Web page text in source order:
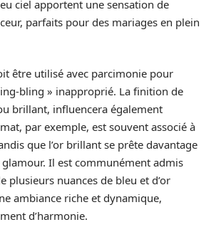
ciel apportent une sensation de
parfaits pour des mariages en plein
être utilisé avec parcimonie pour
bling » inapproprié. La finition de
brillant, influencera également
mat, par exemple, est souvent associé à
que l’or brillant se prête davantage
glamour. Il est communément admis
plusieurs nuances de bleu et d’or
ambiance riche et dynamique,
d’harmonie.